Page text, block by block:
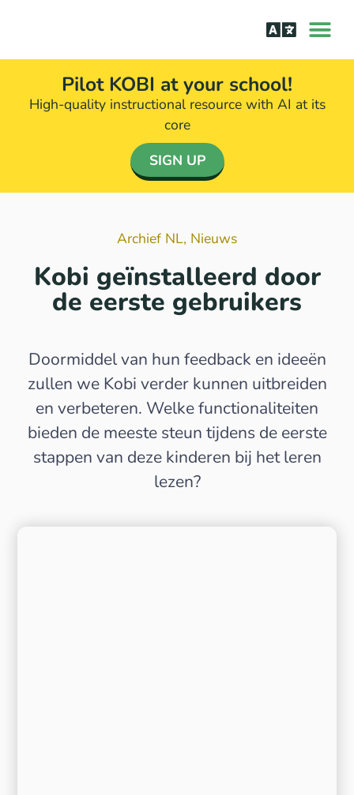
Pilot KOBI at your school!
High-quality instructional resource with AI at its
core​
SIGN UP
Archief NL, Nieuws
Kobi geïnstalleerd door
de eerste gebruikers
Doormiddel van hun feedback en ideeën
zullen we Kobi verder kunnen uitbreiden
en verbeteren. Welke functionaliteiten
bieden de meeste steun tijdens de eerste
stappen van deze kinderen bij het leren
lezen?